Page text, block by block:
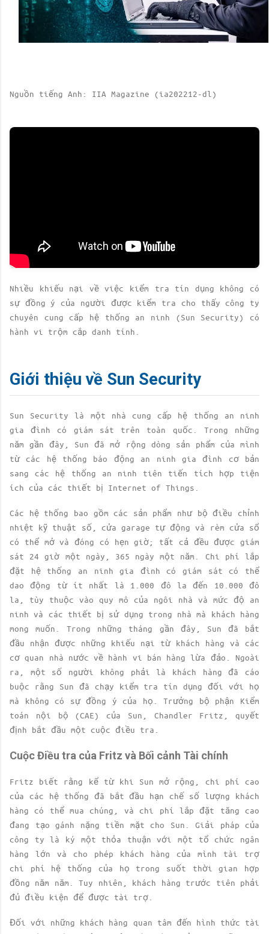
Nguồn tiếng Anh: IIA Magazine (ia202212-dl)
Nhiều khiếu nại về việc kiểm tra tín dụng không có
sự đồng ý của người được kiểm tra cho thấy công ty
chuyên cung cấp hệ thống an ninh (Sun Security) có
hành vi trộm cắp danh tính.
Giới thiệu về Sun Security
Sun Security là một nhà cung cấp hệ thống an ninh
gia đình có giám sát trên toàn quốc. Trong những
năm gần đây, Sun đã mở rộng dòng sản phẩm của mình
từ các hệ thống báo động an ninh gia đình cơ bản
sang các hệ thống an ninh tiên tiến tích hợp tiện
ích của các thiết bị Internet of Things.
Các hệ thống bao gồm các sản phẩm như bộ điều chỉnh
nhiệt kỹ thuật số, cửa garage tự động và rèm cửa sổ
có thể mở và đóng có hẹn giờ; tất cả đều được giám
sát 24 giờ một ngày, 365 ngày một năm. Chi phí lắp
đặt hệ thống an ninh gia đình có giám sát có thể
dao động từ ít nhất là 1.000 đô la đến 10.000 đô
la, tùy thuộc vào quy mô của ngôi nhà và mức độ an
ninh và các thiết bị sử dụng trong nhà mà khách hàng
mong muốn. Trong những tháng gần đây, Sun đã bắt
đầu nhận được những khiếu nại từ khách hàng và các
cơ quan nhà nước về hành vi bán hàng lừa đảo. Ngoài
ra, một số người không phải là khách hàng đã cáo
buộc rằng Sun đã chạy kiểm tra tín dụng đối với họ
mà không có sự đồng ý của họ. Trưởng bộ phận Kiểm
toán nội bộ (CAE) của Sun, Chandler Fritz, quyết
định bắt đầu một cuộc điều tra.
Cuộc Điều tra của Fritz và Bối cảnh Tài chính
Fritz biết rằng kể từ khi Sun mở rộng, chi phí cao
của các hệ thống đã bắt đầu hạn chế số lượng khách
hàng có thể mua chúng, và chi phí lắp đặt tăng cao
đang tạo gánh nặng tiền mặt cho Sun. Giải pháp của
công ty là ký một thỏa thuận với một tổ chức ngân
hàng lớn và cho phép khách hàng của mình tài trợ
chi phí hệ thống của họ trong suốt thời gian hợp
đồng năm năm. Tuy nhiên, khách hàng trước tiên phải
đủ điều kiện để được tài trợ.
Đối với những khách hàng quan tâm đến hình thức tài